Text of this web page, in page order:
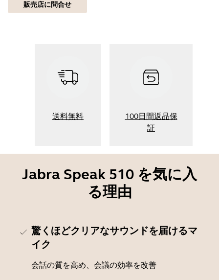
販売店に問合せ
送料無料
100日間返品保
証
Jabra Speak 510 を気に入
る理由
驚くほどクリアなサウンドを届けるマ
イク
会話の質を高め、会議の効率を改善